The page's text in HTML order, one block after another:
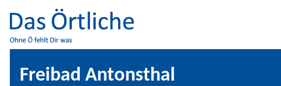
Freibad Antonsthal